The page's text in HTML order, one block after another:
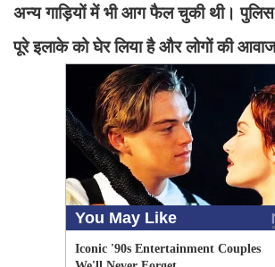
अन्य गाड़ियों में भी आग फैल चुकी थी। पुलिस
पूरे इलाके को घेर लिया है और लोगों की